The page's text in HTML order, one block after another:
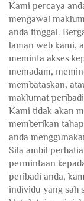
Kami percaya
mengawal
anda tinggal.
laman web kami,
meminta akses
memadam,
membataskan,
maklumat
Kami tidak akan
memberikan
anda
Sila ambil
permintaan
peribadi anda,
individu yang sah